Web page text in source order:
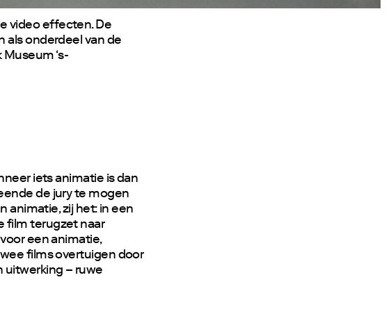
video effecten. De
als onderdeel van de
Museum ‘s-
iets animatie is dan
de jury te mogen
animatie, zij het: in een
film terugzet naar
een animatie,
films overtuigen door
uitwerking – ruwe